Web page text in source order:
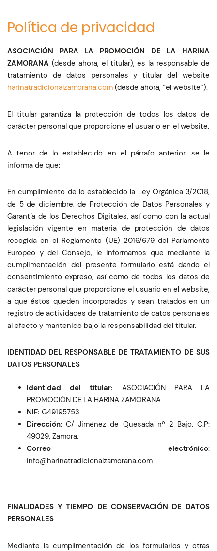
Política de privacidad
ASOCIACIÓN PARA LA PROMOCIÓN DE LA HARINA
ZAMORANA (desde ahora, el titular), es la responsable de
tratamiento de datos personales y titular del website
harinatradicionalzamorana.com (desde ahora, “el website”).
El titular garantiza la protección de todos los datos de
carácter personal que proporcione el usuario en el website.
A tenor de lo establecido en el párrafo anterior, se le
informa de que:
En cumplimiento de lo establecido la Ley Orgánica 3/2018,
de 5 de diciembre, de Protección de Datos Personales y
Garantía de los Derechos Digitales, así como con la actual
legislación vigente en materia de protección de datos
recogida en el Reglamento (UE) 2016/679 del Parlamento
Europeo y del Consejo, le informamos que mediante la
cumplimentación del presente formulario está dando el
consentimiento expreso, así como de todos los datos de
carácter personal que proporcione el usuario en el website,
a que éstos queden incorporados y sean tratados en un
registro de actividades de tratamiento de datos personales
al efecto y mantenido bajo la responsabilidad del titular.
IDENTIDAD DEL RESPONSABLE DE TRATAMIENTO DE SUS
DATOS PERSONALES
Identidad del titular: ASOCIACIÓN PARA LA
PROMOCIÓN DE LA HARINA ZAMORANA
NIF: G49195753
Dirección: C/ Jiménez de Quesada nº 2 Bajo. C.P:
49029, Zamora.
Correo electrónico:
moc.anaromazlanoicidartanirah@ofni
FINALIDADES Y TIEMPO DE CONSERVACIÓN DE DATOS
PERSONALES
Mediante la cumplimentación de los formularios y otras